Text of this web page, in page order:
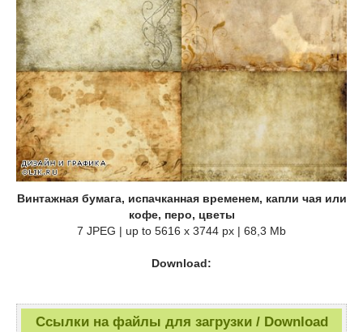
Винтажная бумага, испачканная временем, капли чая или
кофе, перо, цветы
7 JPEG | up to 5616 x 3744 px | 68,3 Mb
Download:
Ссылки на файлы для загрузки / Download